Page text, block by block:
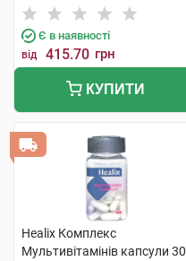
Є в наявності
від 415.70 грн
КУПИТИ
Healix Комплекс
Мультивітамінів капсули 30